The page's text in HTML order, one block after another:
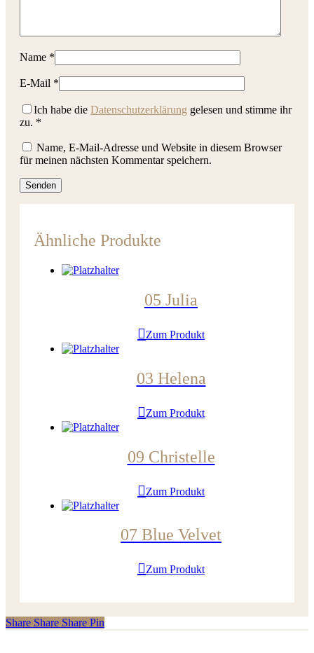
Name *
E-Mail *
Ich habe die Datenschutzerklärung gelesen und stimme ihr
zu. *
Name, E-Mail-Adresse und Website in diesem Browser
für meinen nächsten Kommentar speichern.
Ähnliche Produkte
05 Julia
Zum Produkt
03 Helena
Zum Produkt
09 Christelle
Zum Produkt
07 Blue Velvet
Zum Produkt
Share
Share Share Share Pin